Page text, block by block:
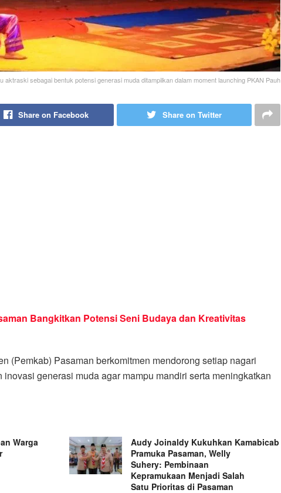
aktraski sebagai bentuk potensi generasi muda ditampilkan dalam moment launching PKAN Pauh
Share on Facebook Share on Twitter
Bangkitkan Potensi Seni Budaya dan Kreativitas
(Pemkab) Pasaman berkomitmen mendorong setiap nagari
generasi muda agar mampu mandiri serta meningkatkan
Warga
Audy Joinaldy Kukuhkan Kamabicab
Pramuka Pasaman, Welly
Suhery: Pembinaan
Kepramukaan Menjadi Salah
Satu Prioritas di Pasaman